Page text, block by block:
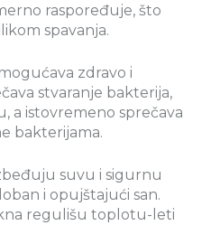
raspoređuje, što
spavanja.
zdravo i
stvaranje bakterija,
a istovremeno sprečava
bakterijama.
suvu i sigurnu
i opujštajući san.
regulišu toplotu-leti